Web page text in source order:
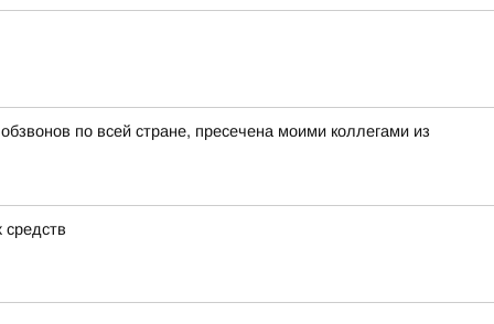
по всей стране, пресечена моими коллегами из
средств